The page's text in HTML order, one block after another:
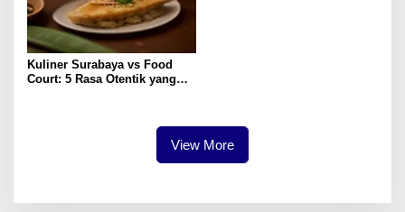
Kuliner Surabaya vs Food
Court: 5 Rasa Otentik yang
View More